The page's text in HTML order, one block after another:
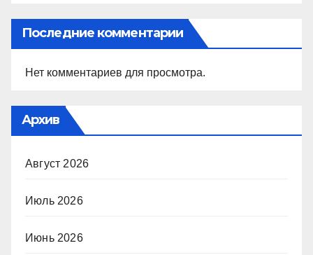
Последние комментарии
Нет комментариев для просмотра.
Архив
Август 2026
Июль 2026
Июнь 2026